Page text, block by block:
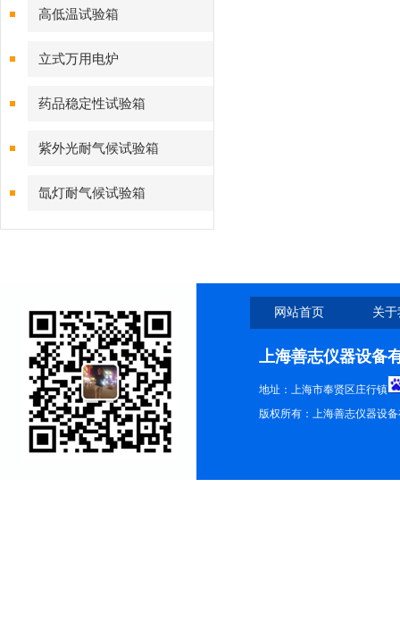
高低温试验箱
立式万用电炉
药品稳定性试验箱
紫外光耐气候试验箱
氙灯耐气候试验箱
网站首页 关
上海善志仪器设备
地址：上海市奉贤区庄行镇
版权所有：上海善志仪器设